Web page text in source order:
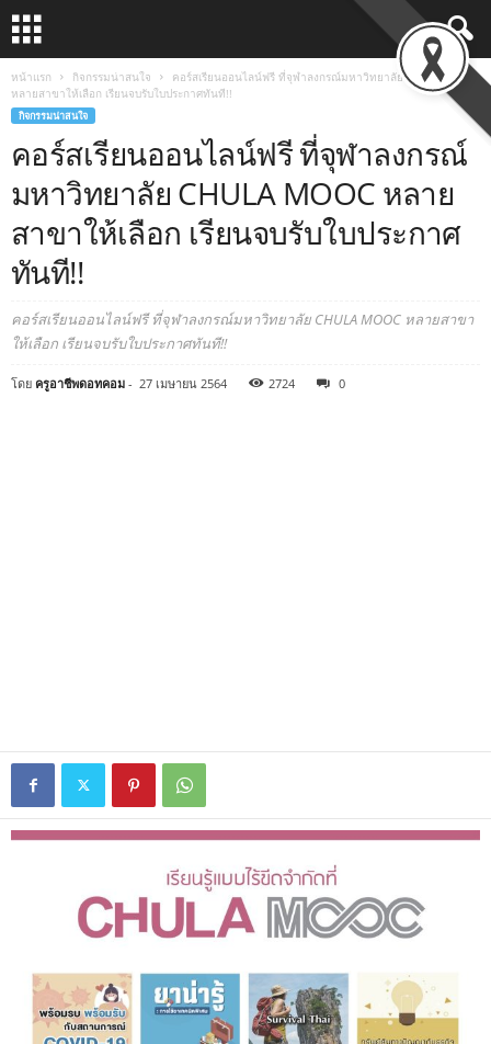
หน้าแรก กิจกรรมน่าสนใจ
คอร์สเรียนออนไลน์ฟรี ที่จุฬาลงกรณ์มหาวิทยาลัย CHULA MOOC
หลายสาขาให้เลือก เรียนจบรับใบประกาศทันที!!
กิจกรรมน่าสนใจ
คอร์สเรียนออนไลน์ฟรี ที่จุฬาลงกรณ์
มหาวิทยาลัย CHULA MOOC หลาย
สาขาให้เลือก เรียนจบรับใบประกาศ
ทันที!!
คอร์สเรียนออนไลน์ฟรี ที่จุฬาลงกรณ์มหาวิทยาลัย CHULA MOOC หลายสาขา
ให้เลือก เรียนจบรับใบประกาศทันที!!
โดย ครูอาชีพดอทคอม - 27 เมษายน 2564 2724 0